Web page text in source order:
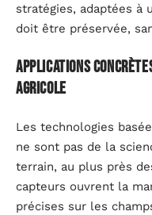
stratégies, adaptées à
doit être préservée,
Applications
agricole
Les technologies
ne sont pas de la
terrain, au plus près
capteurs ouvrent la
précises sur les